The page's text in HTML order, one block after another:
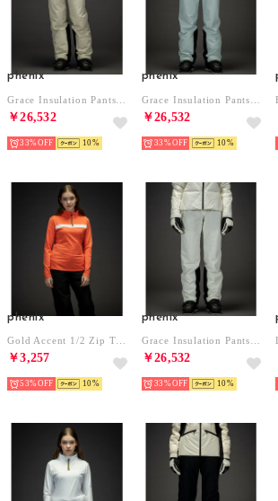
phenix
￥26,532
33% 10
phenix
￥26,532
33% 10
phenix
Gold Accent 1/2 Zip Tee ゴールドアクセントWs1/2ジップティー/Middle レディース/スキーウェア/インナー （コーラル）
￥3,257
53% 10
phenix
￥26,532
33% 10